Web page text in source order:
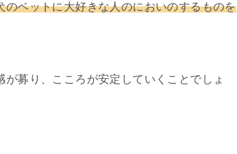
のベットに大好きな人のにおいのするものを
が募り、こころが安定していくことでしょ